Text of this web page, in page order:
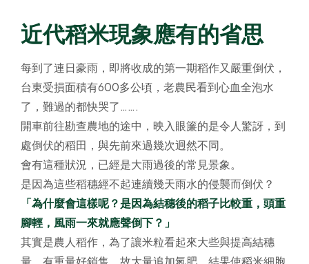
近代稻米現象應有的省思
每到了連日豪雨，即將收成的第一期稻作又嚴重倒伏，
台東受損面積有600多公頃，老農民看到心血全泡水
了，難過的都快哭了…….
開車前往勘查農地的途中，映入眼簾的是令人驚訝，到
處倒伏的稻田，與先前來過幾次迥然不同。
會有這種狀況，已經是大雨過後的常見景象。
是因為這些稻穗經不起連續幾天雨水的侵襲而倒伏？
「為什麼會這樣呢？是因為結穗後的稻子比較重，頭重
腳輕，風雨一來就應聲倒下？」
其實是農人稻作，為了讓米粒看起來大些與提高結穗
量，有重量好銷售，故大量追加氮肥，結果使稻米細胞